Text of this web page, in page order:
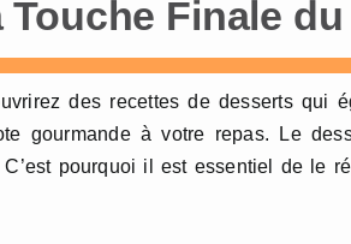
Finale
des recettes de desserts qui
gourmande à votre repas. Le
C’est pourquoi il est essentiel de le